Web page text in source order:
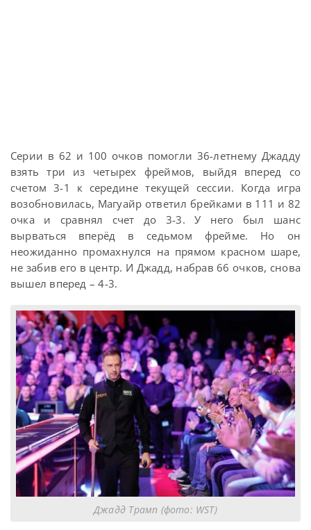
Серии в 62 и 100 очков помогли 36-летнему Джадду
взять три из четырех фреймов, выйдя вперед со
счетом 3-1 к середине текущей сессии. Когда игра
возобновилась, Магуайр ответил брейками в 111 и 82
очка и сравнял счет до 3-3. У него был шанс
вырваться вперёд в седьмом фрейме. Но он
неожиданно промахнулся на прямом красном шаре,
не забив его в центр. И Джадд, набрав 66 очков, снова
вышел вперед – 4-3.
Джадд Трамп (фото: WST)